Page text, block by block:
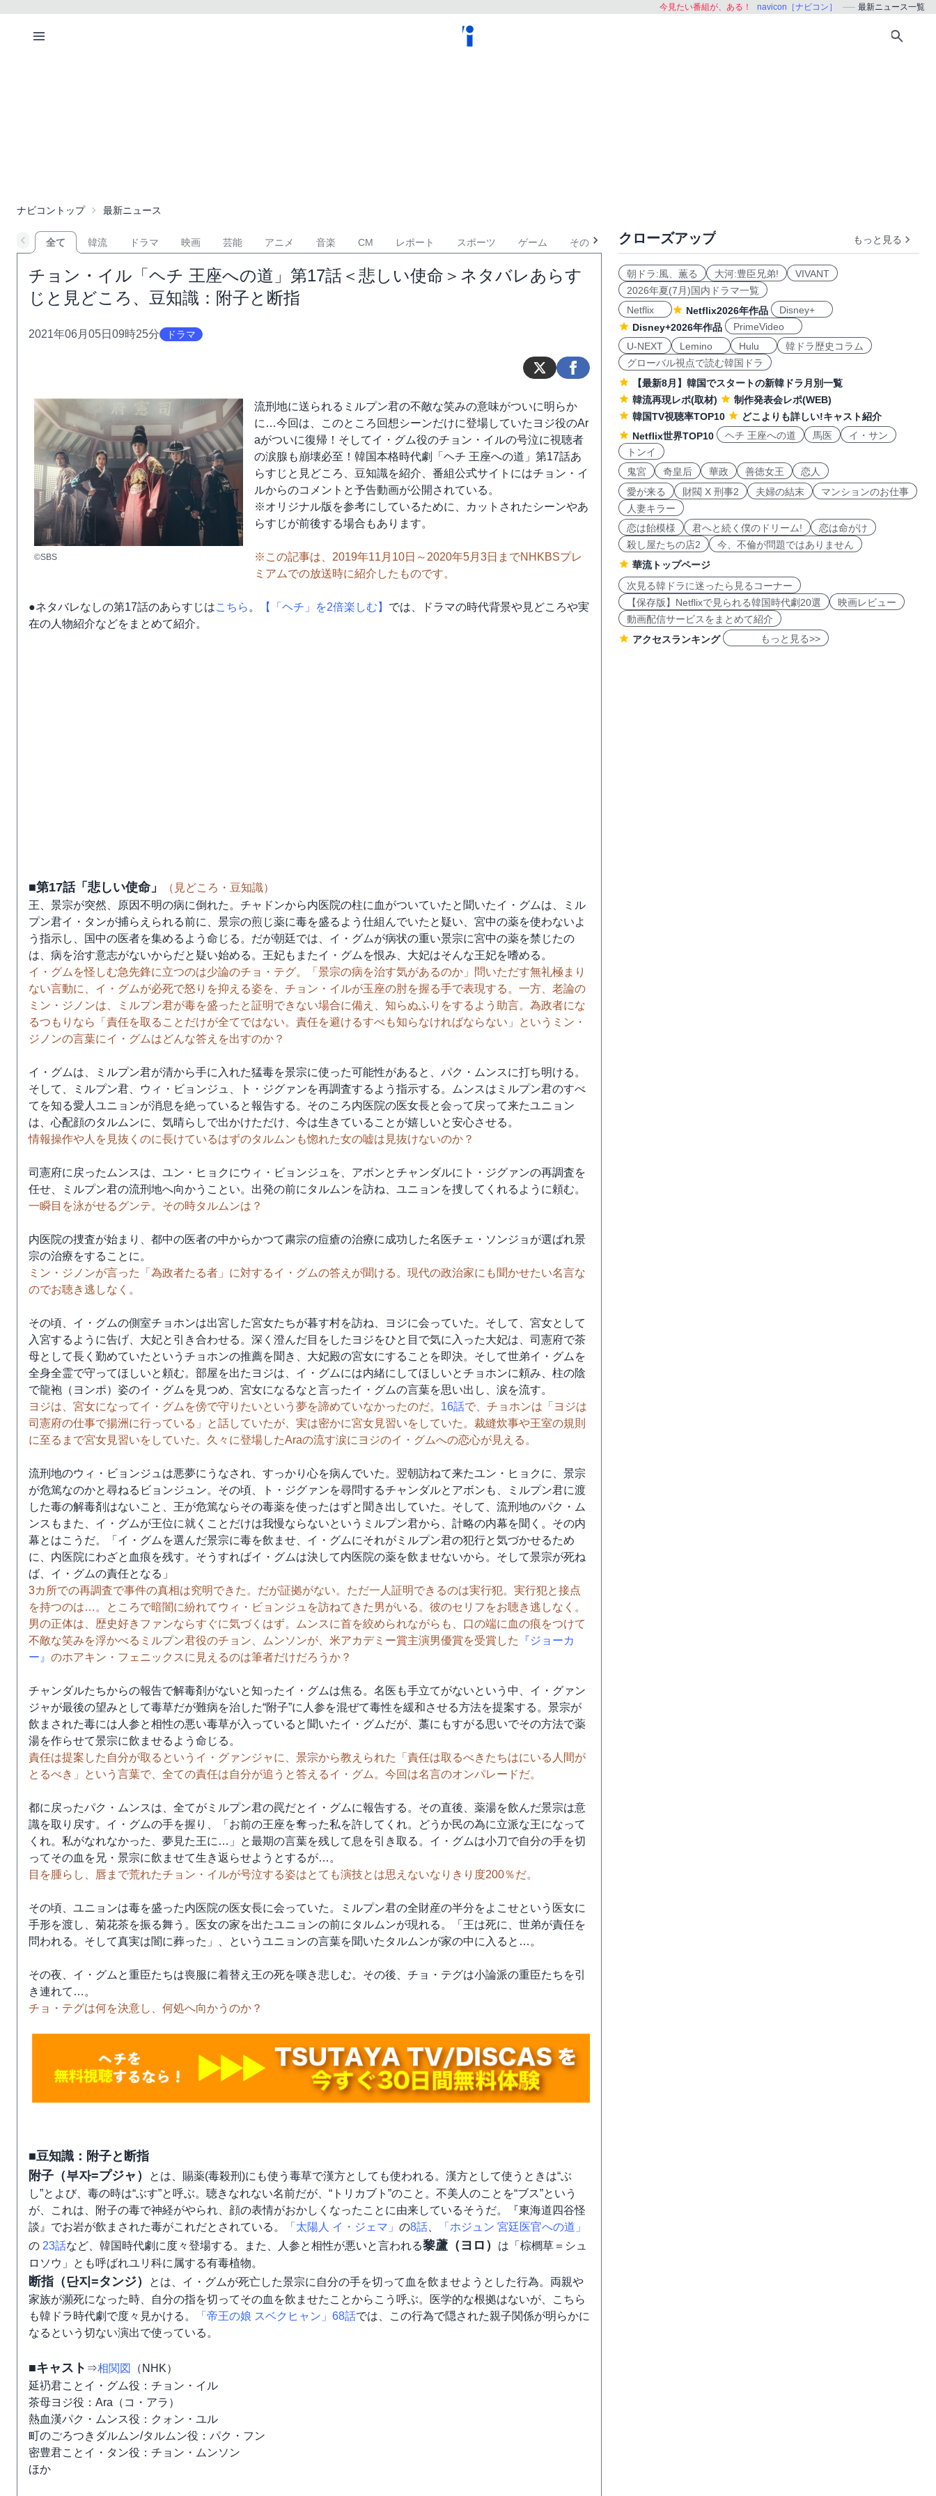
今見たい番組が、ある！ navicon［ナビコン］ 最新ニュース一覧
ナビコントップ 最新ニュース
全て 韓流 ドラマ 映画 芸能 アニメ 音楽 CM レポート スポーツ ゲーム その他
チョン・イル「ヘチ 王座への道」第17話＜悲しい使命＞ネタバレあらす
じと見どころ、豆知識：附子と断指
2021年06月05日09時25分 ドラマ
©SBS
流刑地に送られるミルプン君の不敵な笑みの意味がついに明らか
に…今回は、このところ回想シーンだけに登場していたヨジ役のAr
aがついに復帰！そしてイ・グム役のチョン・イルの号泣に視聴者
の涙腺も崩壊必至！韓国本格時代劇「ヘチ 王座への道」第17話あ
らすじと見どころ、豆知識を紹介、番組公式サイトにはチョン・イ
ルからのコメントと予告動画が公開されている。
※オリジナル版を参考にしているために、カットされたシーンやあ
らすじが前後する場合もあります。
※この記事は、2019年11月10日～2020年5月3日までNHKBSプレ
ミアムでの放送時に紹介したものです。
●ネタバレなしの第17話のあらすじはこちら 。 【「ヘチ」を2倍楽しむ】 では、ドラマの時代背景や見どころや実
在の人物紹介などをまとめて紹介。
■第17話「悲しい使命」
（見どころ・豆知識）
王、景宗が突然、原因不明の病に倒れた。チャドンから内医院の柱に血がついていたと聞いたイ・グムは、ミル
プン君イ・タンが捕らえられる前に、景宗の煎じ薬に毒を盛るよう仕組んでいたと疑い、宮中の薬を使わないよ
う指示し、国中の医者を集めるよう命じる。だが朝廷では、イ・グムが病状の重い景宗に宮中の薬を禁じたの
は、病を治す意志がないからだと疑い始める。王妃もまたイ・グムを恨み、大妃はそんな王妃を嗜める。
イ・グムを怪しむ急先鋒に立つのは少論のチョ・テグ。「景宗の病を治す気があるのか」問いただす無礼極まり
ない言動に、イ・グムが必死で怒りを抑える姿を、チョン・イルが玉座の肘を握る手で表現する。一方、老論の
ミン・ジノンは、ミルプン君が毒を盛ったと証明できない場合に備え、知らぬふりをするよう助言。為政者にな
るつもりなら「責任を取ることだけが全てではない。責任を避けるすべも知らなければならない」というミン・
ジノンの言葉にイ・グムはどんな答えを出すのか？
イ・グムは、ミルプン君が清から手に入れた猛毒を景宗に使った可能性があると、パク・ムンスに打ち明ける。
そして、ミルプン君、ウィ・ビョンジュ、ト・ジグァンを再調査するよう指示する。ムンスはミルプン君のすべ
てを知る愛人ユニョンが消息を絶っていると報告する。そのころ内医院の医女長と会って戻って来たユニョン
は、心配顔のタルムンに、気晴らしで出かけただけ、今は生きていることが嬉しいと安心させる。
情報操作や人を見抜くのに長けているはずのタルムンも惚れた女の嘘は見抜けないのか？
司憲府に戻ったムンスは、ユン・ヒョクにウィ・ビョンジュを、アボンとチャンダルにト・ジグァンの再調査を
任せ、ミルプン君の流刑地へ向かうことい。出発の前にタルムンを訪ね、ユニョンを捜してくれるように頼む。
一瞬目を泳がせるグンテ。その時タルムンは？
内医院の捜査が始まり、都中の医者の中からかつて粛宗の痘瘡の治療に成功した名医チェ・ソンジョが選ばれ景
宗の治療をすることに。
ミン・ジノンが言った「為政者たる者」に対するイ・グムの答えが聞ける。現代の政治家にも聞かせたい名言な
のでお聴き逃しなく。
その頃、イ・グムの側室チョホンは出宮した宮女たちが暮す村を訪ね、ヨジに会っていた。そして、宮女として
入宮するように告げ、大妃と引き合わせる。深く澄んだ目をしたヨジをひと目で気に入った大妃は、司憲府で茶
母として長く勤めていたというチョホンの推薦を聞き、大妃殿の宮女にすることを即決。そして世弟イ・グムを
全身全霊で守ってほしいと頼む。部屋を出たヨジは、イ・グムには内緒にしてほしいとチョホンに頼み、柱の陰
で龍袍（ヨンポ）姿のイ・グムを見つめ、宮女になるなと言ったイ・グムの言葉を思い出し、涙を流す。
ヨジは、宮女になってイ・グムを傍で守りたいという夢を諦めていなかったのだ。 16話で、チョホンは「ヨジは
司憲府の仕事で揚洲に行っている」と話していたが、実は密かに宮女見習いをしていた。裁縫炊事や王室の規則
に至るまで宮女見習いをしていた。久々に登場したAraの流す涙にヨジのイ・グムへの恋心が見える。
流刑地のウィ・ビョンジュは悪夢にうなされ、すっかり心を病んでいた。翌朝訪ねて来たユン・ヒョクに、景宗
が危篤なのかと尋ねるビョンジュン。その頃、ト・ジグァンを尋問するチャンダルとアボンも、ミルプン君に渡
した毒の解毒剤はないこと、王が危篤ならその毒薬を使ったはずと聞き出していた。そして、流刑地のパク・ム
ンスもまた、イ・グムが王位に就くことだけは我慢ならないというミルプン君から、計略の内幕を聞く。その内
幕とはこうだ。「イ・グムを選んだ景宗に毒を飲ませ、イ・グムにそれがミルプン君の犯行と気づかせるため
に、内医院にわざと血痕を残す。そうすればイ・グムは決して内医院の薬を飲ませないから。そして景宗が死ね
ば、イ・グムの責任となる」
3カ所での再調査で事件の真相は究明できた。だが証拠がない。ただ一人証明できるのは実行犯。実行犯と接点
を持つのは…。ところで暗闇に紛れてウィ・ビョンジュを訪ねてきた男がいる。彼のセリフをお聴き逃しなく。
男の正体は、歴史好きファンならすぐに気づくはず。ムンスに首を絞められながらも、口の端に血の痕をつけて
不敵な笑みを浮かべるミルプン君役のチョン、ムンソンが、米アカデミー賞主演男優賞を受賞した
『ジョーカ
ー』 のホアキン・フェニックスに見えるのは筆者だけだろうか？
チャンダルたちからの報告で解毒剤がないと知ったイ・グムは焦る。名医も手立てがないという中、イ・グァン
ジャが最後の望みとして毒草だが難病を治した“附子”に人参を混ぜて毒性を緩和させる方法を提案する。景宗が
飲まされた毒には人参と相性の悪い毒草が入っていると聞いたイ・グムだが、藁にもすがる思いでその方法で薬
湯を作らせて景宗に飲ませるよう命じる。
責任は提案した自分が取るというイ・グァンジャに、景宗から教えられた「責任は取るべきたちはにいる人間が
とるべき」という言葉で、全ての責任は自分が追うと答えるイ・グム。今回は名言のオンパレードだ。
都に戻ったパク・ムンスは、全てがミルプン君の罠だとイ・グムに報告する。その直後、薬湯を飲んだ景宗は意
識を取り戻す。イ・グムの手を握り、「お前の王座を奪った私を許してくれ。どうか民の為に立派な王になって
くれ。私がなれなかった、夢見た王に…」と最期の言葉を残して息を引き取る。イ・グムは小刀で自分の手を切
ってその血を兄・景宗に飲ませて生き返らせようとするが…。
目を腫らし、唇まで荒れたチョン・イルが号泣する姿はとても演技とは思えないなりきり度200％だ。
その頃、ユニョンは毒を盛った内医院の医女長に会っていた。ミルプン君の全財産の半分をよこせという医女に
手形を渡し、菊花茶を振る舞う。医女の家を出たユニョンの前にタルムンが現れる。「王は死に、世弟が責任を
問われる。そして真実は闇に葬った」、というユニョンの言葉を聞いたタルムンが家の中に入ると…。
その夜、イ・グムと重臣たちは喪服に着替え王の死を嘆き悲しむ。その後、チョ・テグは小論派の重臣たちを引
き連れて…。
チョ・テグは何を決意し、何処へ向かうのか？
■豆知識：附子と断指
附子（부자=プジャ）
とは、賜薬(毒殺刑)にも使う毒草で漢方としても使われる。漢方として使うときは“ぶ
し”とよび、毒の時は“ぶす”と呼ぶ。聴きなれない名前だが、“トリカブト”のこと。不美人のことを“ブス”という
が、これは、附子の毒で神経がやられ、顔の表情がおかしくなったことに由来しているそうだ。『東海道四谷怪
談』でお岩が飲まされた毒がこれだとされている。
「太陽人 イ・ジェマ」 の8話
「ホジュン 宮廷医官への道」
の 23話など、韓国時代劇に度々登場する。また、人参と相性が悪いと言われる黎蘆（ヨロ）
は「棕櫚草＝シュ
ロソウ」とも呼ばれユリ科に属する有毒植物。
断指（단지=タンジ）
とは、イ・グムが死亡した景宗に自分の手を切って血を飲ませようとした行為。両親や
家族が瀕死になった時、自分の指を切ってその血を飲ませたことからこう呼ぶ。医学的な根拠はないが、こちら
も韓ドラ時代劇で度々見かける。
「帝王の娘 スベクヒャン」 68話では、この行為で隠された親子関係が明らかに
なるという切ない演出で使っている。
■キャスト ⇒相関図
（NHK）
延礽君ことイ・グム役：チョン・イル
茶母ヨジ役：Ara（コ・アラ）
熱血漢パク・ムンス役：クォン・ユル
町のごろつきダルムン/タルムン役：パク・フン
密豊君ことイ・タン役：チョン・ムンソン
ほか
クローズアップ もっと見る
朝ドラ:風、薫る 大河:豊臣兄弟!
VIVANT
2026年夏(7月)国内ドラマ一覧
Netflix
Netflix2026年作品
Disney+
Disney+2026年作品
PrimeVideo
U-NEXT
Lemino Hulu
韓ドラ歴史コラム
グローバル視点で読む韓国ドラ
【最新8月】韓国でスタートの新韓ドラ月別一覧
韓流再現レポ(取材)
制作発表会レポ(WEB)
韓国TV視聴率TOP10
どこよりも詳しい!キャスト紹介
Netflix世界TOP10
ヘチ 王座への道 馬医
イ・サン
トンイ
鬼宮
奇皇后 華政 善徳女王
恋人
愛が来る
財閥 X 刑事2 夫婦の結末
マンションのお仕事
人妻キラー
恋は飴模様
君へと続く僕のドリーム!
恋は命がけ
殺し屋たちの店2
今、不倫が問題ではありません
華流トップページ
次見る韓ドラに迷ったら見るコーナー
【保存版】Netflixで見られる韓国時代劇20選
映画レビュー
動画配信サービスをまとめて紹介
アクセスランキング
もっと見る>>